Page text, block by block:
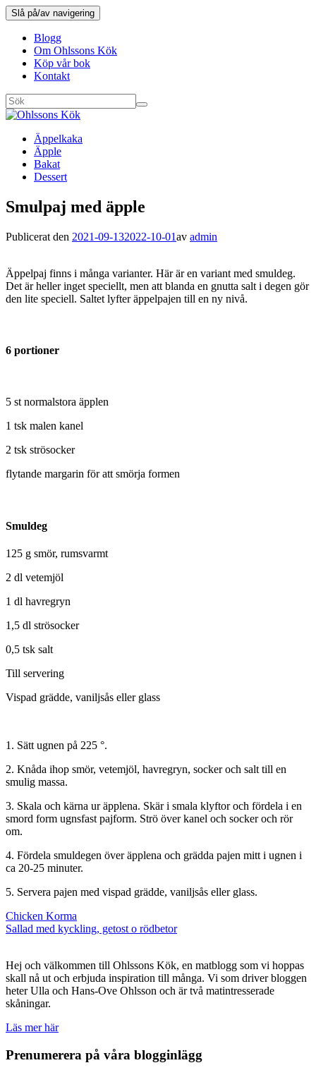
Slå på/av navigering
Blogg
Om Ohlssons Kök
Köp vår bok
Kontakt
Äppelkaka
Äpple
Bakat
Dessert
Smulpaj med äpple
Publicerat den 2021-09-132022-10-01av admin
Äppelpaj finns i många varianter. Här är en variant med smuldeg.
Det är heller inget speciellt, men att blanda en gnutta salt i degen gör
den lite speciell. Saltet lyfter äppelpajen till en ny nivå.
6 portioner
5 st normalstora äpplen
1 tsk malen kanel
2 tsk strösocker
flytande margarin för att smörja formen
Smuldeg
125 g smör, rumsvarmt
2 dl vetemjöl
1 dl havregryn
1,5 dl strösocker
0,5 tsk salt
Till servering
Vispad grädde, vaniljsås eller glass
1. Sätt ugnen på 225 °.
2. Knåda ihop smör, vetemjöl, havregryn, socker och salt till en
smulig massa.
3. Skala och kärna ur äpplena. Skär i smala klyftor och fördela i en
smord form ugnsfast pajform. Strö över kanel och socker och rör
om.
4. Fördela smuldegen över äpplena och grädda pajen mitt i ugnen i
ca 20-25 minuter.
5. Servera pajen med vispad grädde, vaniljsås eller glass.
Inläggsnavigering
Chicken Korma
Sallad med kyckling, getost o rödbetor
Hej och välkommen till Ohlssons Kök, en matblogg som vi hoppas
skall nå ut och erbjuda inspiration till många. Vi som driver bloggen
heter Ulla och Hans-Ove Ohlsson och är två matintresserade
skåningar.
Läs mer här
Prenumerera på våra blogginlägg